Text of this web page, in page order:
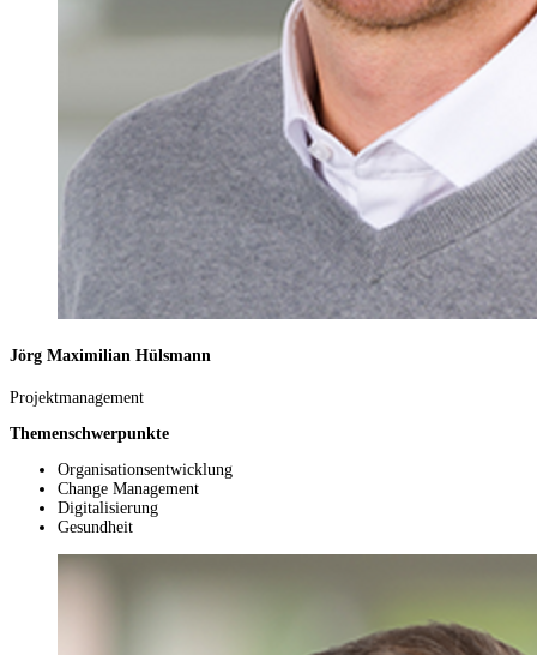
Jörg Maximilian Hülsmann
Projektmanagement
Themenschwerpunkte
Organisationsentwicklung
Change Management
Digitalisierung
Gesundheit